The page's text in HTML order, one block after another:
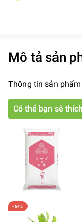
Mô tả sản
Thông tin sản
Có thể bạn sẽ thích